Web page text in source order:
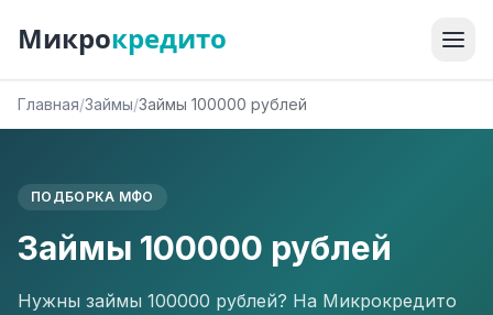
Микрокредито
Главная/Займы/Займы 100000 рублей
ПОДБОРКА МФО
Займы 100000 рублей
Нужны займы 100000 рублей? На Микрокредито